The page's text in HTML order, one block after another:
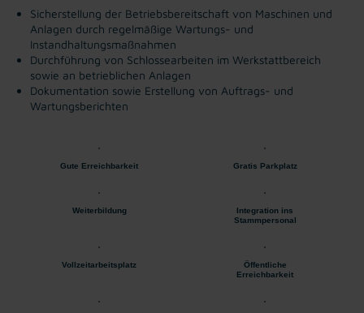
Sicherstellung der Betriebsbereitschaft von Maschinen und
Anlagen durch regelmäßige Wartungs- und
Instandhaltungsmaßnahmen
Durchführung von Schlossearbeiten im Werkstattbereich
sowie an betrieblichen Anlagen
Dokumentation sowie Erstellung von Auftrags- und
Wartungsberichten
Gute Erreichbarkeit Gratis Parkplatz
Weiterbildung
Integration ins
Stammpersonal
Vollzeitarbeitsplatz
Öffentliche
Erreichbarkeit